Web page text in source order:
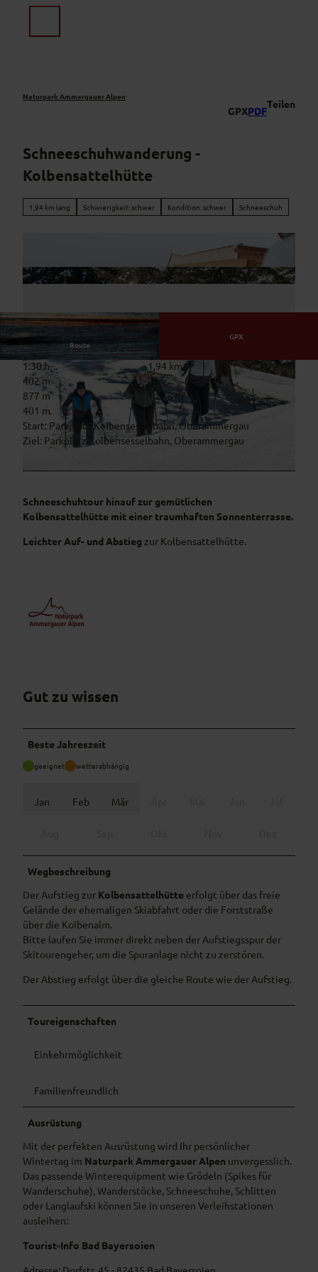
Naturpark Ammergauer Alpen
GPXPDF
Teilen
Schneeschuhwanderung -
Kolbensattelhütte
1,94 km lang Schwierigkeit: schwer Kondition: schwer Schneeschuh
© Thorsten Unseld, AktivArena am Kolben CC Matthias Fend
Route
GPX
1:30 h
1,94 km
402 m
2 m
877 m
1.278 m
401 m
Start: Parkplatz Kolbensesselbahn, Oberammergau
Ziel: Parkplatz Kolbensesselbahn, Oberammergau
Schneeschuhtour hinauf zur gemütlichen
Kolbensattelhütte mit einer traumhaften Sonnenterrasse.
Leichter Auf- und Abstieg zur Kolbensattelhütte.
Gut zu wissen
Beste Jahreszeit
geeignet wetterabhängig
Jan Feb Mär
Wegbeschreibung
Der Aufstieg zur Kolbensattelhütte erfolgt über das freie
Gelände der ehemaligen Skiabfahrt oder die Forststraße
über die Kolbenalm.
Bitte laufen Sie immer direkt neben der Aufstiegsspur der
Skitourengeher, um die Spuranlage nicht zu zerstören.
Der Abstieg erfolgt über die gleiche Route wie der Aufstieg.
Toureigenschaften
Einkehrmöglichkeit
Familienfreundlich
Ausrüstung
Mit der perfekten Ausrüstung wird Ihr persönlicher
Wintertag im Naturpark Ammergauer Alpen unvergesslich.
Das passende Winterequipment wie Grödeln (Spikes für
Wanderschuhe), Wanderstöcke, Schneeschuhe, Schlitten
oder Langlaufski können Sie in unseren Verleihstationen
ausleihen:
Tourist-Info Bad Bayersoien